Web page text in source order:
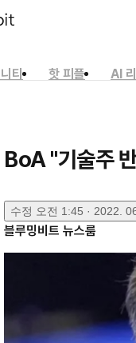
티 핫 피플 AI
BoA "기술주
수정 오전 1:45 · 2022.
블루밍비트 뉴스룸